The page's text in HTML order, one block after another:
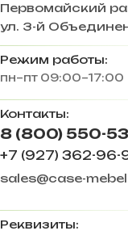
Первомайский
ул. 3-й
Режим работы:
пн–пт 09:00–17:00
Контакты:
8 (800) 550-
+7 (927) 362-96-
sales@case-
Реквизиты: